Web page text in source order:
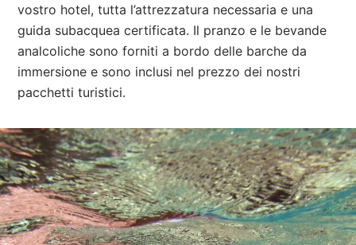
vostro hotel, tutta l’attrezzatura necessaria e una
guida subacquea certificata. Il pranzo e le bevande
analcoliche sono forniti a bordo delle barche da
immersione e sono inclusi nel prezzo dei nostri
pacchetti turistici.